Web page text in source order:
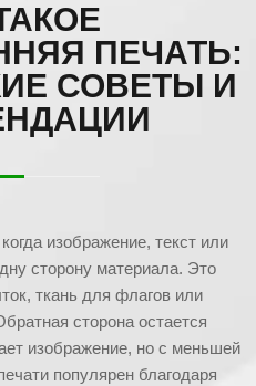
ПЕЧАТЬ:
СОВЕТЫ И
изображение, текст или
сторону материала. Это
ткань для флагов или
сторона остается
изображение, но с меньшей
популярен благодаря